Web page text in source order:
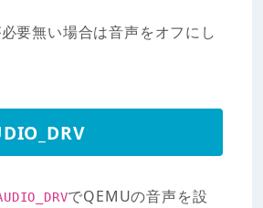
要無い場合は音声をオフにし
でQEMUの音声を設